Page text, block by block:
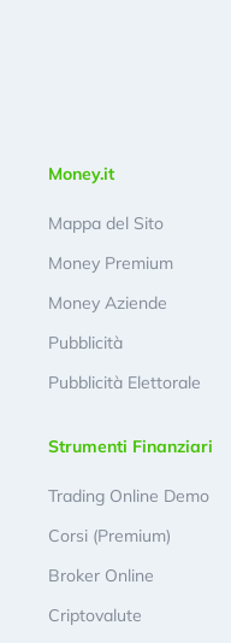
Money.it
Mappa del Sito
Money Premium
Money Aziende
Pubblicità
Pubblicità Elettorale
Strumenti Finanziari
Trading Online Demo
Corsi (Premium)
Broker Online
Criptovalute